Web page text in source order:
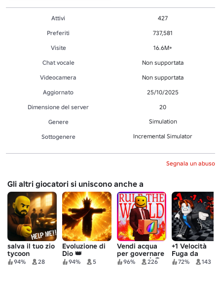
Attivi
427
Preferiti
737,581
Visite
16.6M+
Chat vocale
Non supportata
Videocamera
Non supportata
Aggiornato
25/10/2025
Dimensione del server
20
Genere
Simulation
Sottogenere Incremental Simulator
Segnala un abuso
Gli altri giocatori si uniscono anche a
salva il tuo zio
tycoon
94% 28
Evoluzione di
Dio 👑
94% 5
Vendi acqua
per governare
il mondo 💧🌎
96% 226
+1 Velocità
Fuga da
Freddy
72% 143